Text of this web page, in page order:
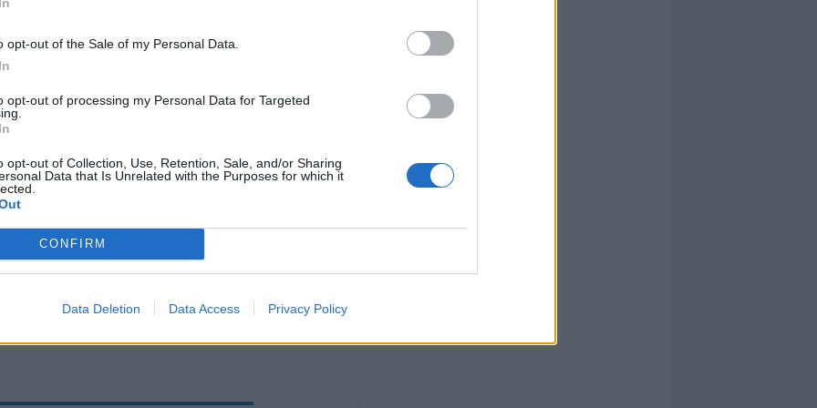
opt-out of the Sale of my Personal Data.
opt-out of processing my Personal Data for Targeted
opt-out of Collection, Use, Retention, Sale, and/or Sharing
Data that Is Unrelated with the Purposes for which it
CONFIRM
Data Deletion Data Access Privacy Policy
io commetto un reato e gliela
dal punto di vista scientifico hanno fra i
esponenti
di Milano. Il dottore rivendica la sua
«clinicamente inesistente» che tanto
mettendo in evidenza come la curva
«si sta azzerando». La ricetta è quella di
«con buonsenso e ottimismo» evitando
che possono portare le persone a «non